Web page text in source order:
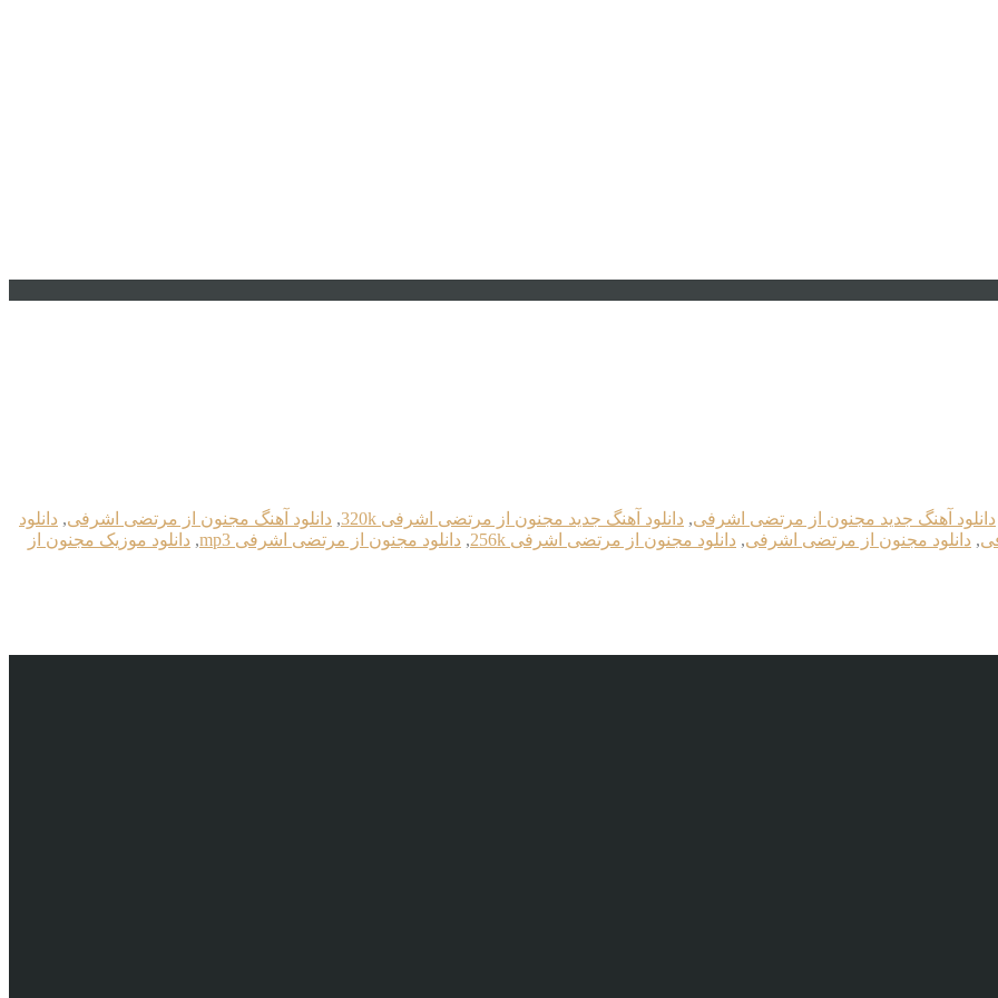
دانلود آهنگ جدید مجنون از مرتضی اشرفی, دانلود آهنگ جدید مجنون از مرتضی اشرفی 320k , دانلود آهنگ مجنون از مرتضی اشرفی, دانلود
, دانلود مجنون از مرتضی اشرفی, دانلود مجنون از مرتضی اشرفی 256k , دانلود مجنون از مرتضی اشرفی mp3 , دانلود موزیک مجنون از